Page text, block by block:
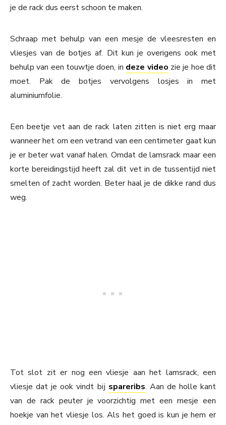
je de rack dus eerst schoon te maken.
Schraap met behulp van een mesje de vleesresten en
vliesjes van de botjes af. Dit kun je overigens ook met
behulp van een touwtje doen, in deze video zie je hoe dit
moet. Pak de botjes vervolgens losjes in met
aluminiumfolie.
Een beetje vet aan de rack laten zitten is niet erg maar
wanneer het om een vetrand van een centimeter gaat kun
je er beter wat vanaf halen. Omdat de lamsrack maar een
korte bereidingstijd heeft zal dit vet in de tussentijd niet
smelten of zacht worden. Beter haal je de dikke rand dus
weg.
Tot slot zit er nog een vliesje aan het lamsrack, een
vliesje dat je ook vindt bij spareribs. Aan de holle kant
van de rack peuter je voorzichtig met een mesje een
hoekje van het vliesje los. Als het goed is kun je hem er